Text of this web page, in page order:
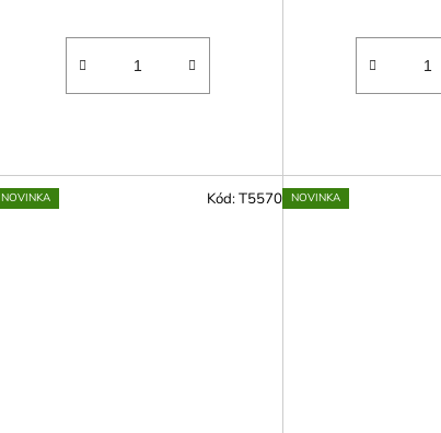
NOVINKA Kód:T5570 NOVINKA